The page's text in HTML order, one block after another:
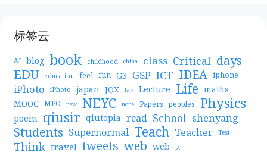
标签云
AI blog book childhood china class Critical days
EDU education feel fun G3 GSP ICT IDEA iphone
iPhoto iPhoto japan JQX lab Lecture Life maths
MOOC MPO new NEYC none Papers peoples Physics
poem qiusir qiutopia read School shenyang
Students Supernormal Teach Teacher Test
Think travel tweets web web 人